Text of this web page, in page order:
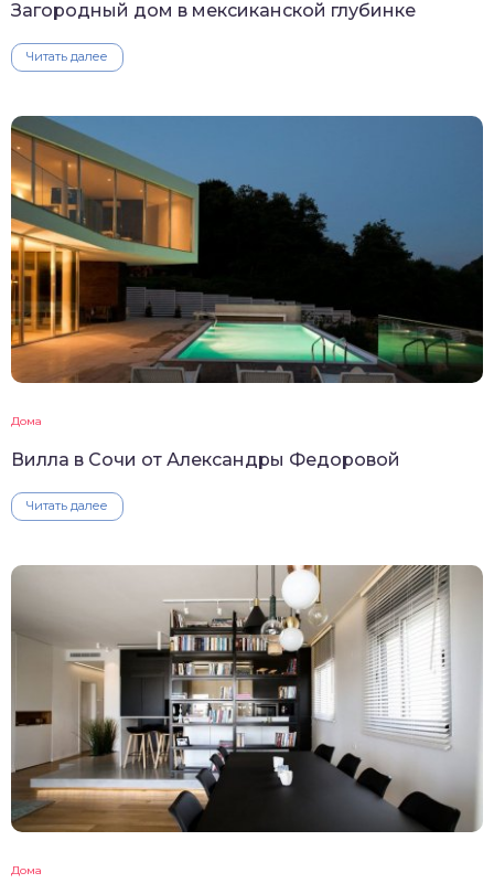
Загородный дом в мексиканской глубинке
Читать далее
Дома
Вилла в Сочи от Александры Федоровой
Читать далее
Дома